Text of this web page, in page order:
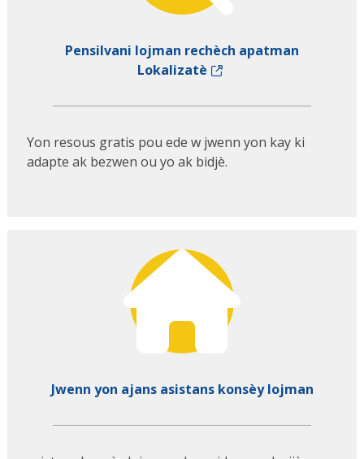
Pensilvani lojman rechèch apatman
Lokalizatè
Yon resous gratis pou ede w jwenn yon kay ki
adapte ak bezwen ou yo ak bidjè.
Jwenn yon ajans asistans konsèy lojman